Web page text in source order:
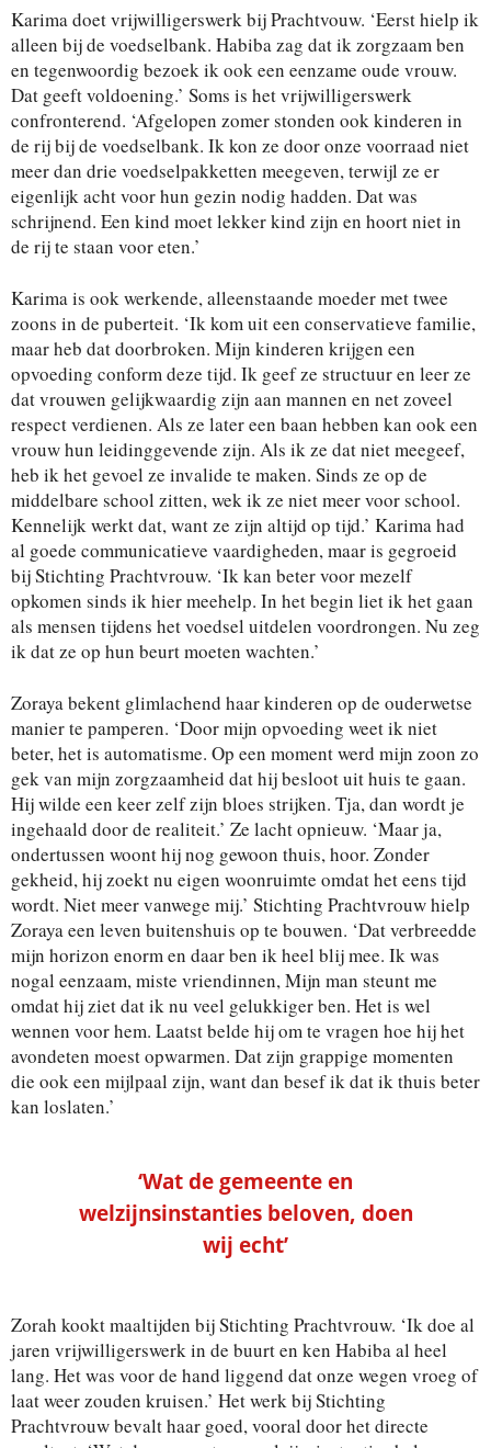
Karima doet vrijwilligerswerk bij Prachtvouw. ‘Eerst hielp ik
alleen bij de voedselbank. Habiba zag dat ik zorgzaam ben
en tegenwoordig bezoek ik ook een eenzame oude vrouw.
Dat geeft voldoening.’ Soms is het vrijwilligerswerk
confronterend. ‘Afgelopen zomer stonden ook kinderen in
de rij bij de voedselbank. Ik kon ze door onze voorraad niet
meer dan drie voedselpakketten meegeven, terwijl ze er
eigenlijk acht voor hun gezin nodig hadden. Dat was
schrijnend. Een kind moet lekker kind zijn en hoort niet in
de rij te staan voor eten.’
Karima is ook werkende, alleenstaande moeder met twee
zoons in de puberteit. ‘Ik kom uit een conservatieve familie,
maar heb dat doorbroken. Mijn kinderen krijgen een
opvoeding conform deze tijd. Ik geef ze structuur en leer ze
dat vrouwen gelijkwaardig zijn aan mannen en net zoveel
respect verdienen. Als ze later een baan hebben kan ook een
vrouw hun leidinggevende zijn. Als ik ze dat niet meegeef,
heb ik het gevoel ze invalide te maken. Sinds ze op de
middelbare school zitten, wek ik ze niet meer voor school.
Kennelijk werkt dat, want ze zijn altijd op tijd.’ Karima had
al goede communicatieve vaardigheden, maar is gegroeid
bij Stichting Prachtvrouw. ‘Ik kan beter voor mezelf
opkomen sinds ik hier meehelp. In het begin liet ik het gaan
als mensen tijdens het voedsel uitdelen voordrongen. Nu zeg
ik dat ze op hun beurt moeten wachten.’
Zoraya bekent glimlachend haar kinderen op de ouderwetse
manier te pamperen. ‘Door mijn opvoeding weet ik niet
beter, het is automatisme. Op een moment werd mijn zoon zo
gek van mijn zorgzaamheid dat hij besloot uit huis te gaan.
Hij wilde een keer zelf zijn bloes strijken. Tja, dan wordt je
ingehaald door de realiteit.’ Ze lacht opnieuw. ‘Maar ja,
ondertussen woont hij nog gewoon thuis, hoor. Zonder
gekheid, hij zoekt nu eigen woonruimte omdat het eens tijd
wordt. Niet meer vanwege mij.’ Stichting Prachtvrouw hielp
Zoraya een leven buitenshuis op te bouwen. ‘Dat verbreedde
mijn horizon enorm en daar ben ik heel blij mee. Ik was
nogal eenzaam, miste vriendinnen, Mijn man steunt me
omdat hij ziet dat ik nu veel gelukkiger ben. Het is wel
wennen voor hem. Laatst belde hij om te vragen hoe hij het
avondeten moest opwarmen. Dat zijn grappige momenten
die ook een mijlpaal zijn, want dan besef ik dat ik thuis beter
kan loslaten.’
‘Wat de gemeente en
welzijnsinstanties beloven, doen
wij echt’
Zorah kookt maaltijden bij Stichting Prachtvrouw. ‘Ik doe al
jaren vrijwilligerswerk in de buurt en ken Habiba al heel
lang. Het was voor de hand liggend dat onze wegen vroeg of
laat weer zouden kruisen.’ Het werk bij Stichting
Prachtvrouw bevalt haar goed, vooral door het directe